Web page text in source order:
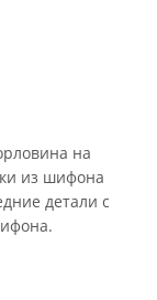
на
из шифона
детали с